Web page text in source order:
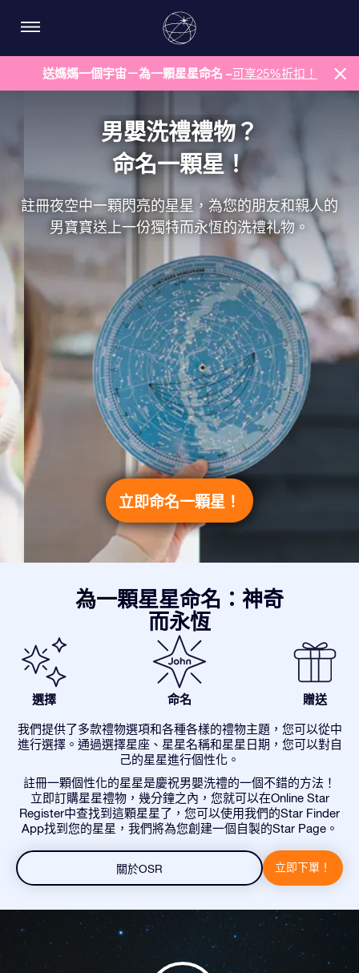
送媽媽一個宇宙－為一顆星星命名 –可享25%折扣！
男嬰洗禮禮物？
命名一顆星！
註冊夜空中一顆閃亮的星星，為您的朋友和親人的
男寶寶送上一份獨特而永恆的洗禮礼物。
立即命名一顆星！
為一顆星星命名：神奇
而永恆
選擇 命名 贈送
我們提供了多款禮物選項和各種各樣的禮物主題，您可以從中
進行選擇。通過選擇星座、星星名稱和星星日期，您可以對自
己的星星進行個性化。
註冊一顆個性化的星星是慶祝男嬰洗禮的一個不錯的方法！
立即訂購星星禮物，幾分鐘之內，您就可以在Online Star
Register中查找到這顆星星了，您可以使用我們的Star Finder
App找到您的星星，我們將為您創建一個自製的Star Page。
關於OSR 立即下單！